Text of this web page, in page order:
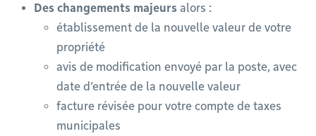
Des changements majeurs alors :
établissement de la nouvelle valeur de votre
propriété
avis de modification envoyé par la poste, avec
date d’entrée de la nouvelle valeur
facture révisée pour votre compte de taxes
municipales